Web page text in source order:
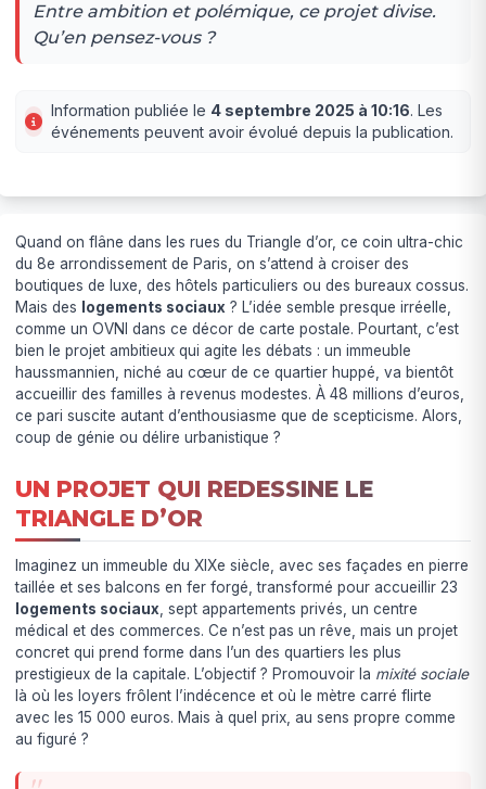
Entre ambition et polémique, ce projet divise.
Qu’en pensez-vous ?
Information publiée le 4 septembre 2025 à 10:16. Les
événements peuvent avoir évolué depuis la publication.
Quand on flâne dans les rues du Triangle d’or, ce coin ultra-chic
du 8e arrondissement de Paris, on s’attend à croiser des
boutiques de luxe, des hôtels particuliers ou des bureaux cossus.
Mais des
logements sociaux ? L’idée semble presque irréelle,
comme un OVNI dans ce décor de carte postale. Pourtant, c’est
bien le projet ambitieux qui agite les débats : un immeuble
haussmannien, niché au cœur de ce quartier huppé, va bientôt
accueillir des familles à revenus modestes. À 48 millions d’euros,
ce pari suscite autant d’enthousiasme que de scepticisme. Alors,
coup de génie ou délire urbanistique ?
UN PROJET QUI REDESSINE LE
TRIANGLE D’OR
Imaginez un immeuble du XIXe siècle, avec ses façades en pierre
taillée et ses balcons en fer forgé, transformé pour accueillir 23
logements sociaux , sept appartements privés, un centre
médical et des commerces. Ce n’est pas un rêve, mais un projet
concret qui prend forme dans l’un des quartiers les plus
prestigieux de la capitale. L’objectif ? Promouvoir la mixité sociale
là où les loyers frôlent l’indécence et où le mètre carré flirte
avec les 15 000 euros. Mais à quel prix, au sens propre comme
au figuré ?